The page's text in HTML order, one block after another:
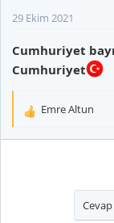
:
29 Ekim 2021
Cumhuriyet
Cumhuriyet
T
Emre Altun